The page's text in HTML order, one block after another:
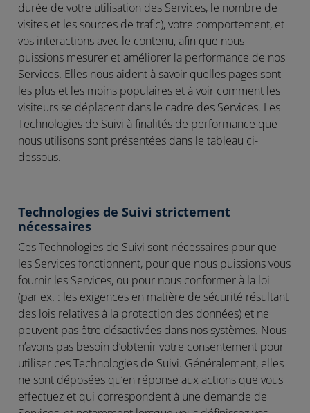
durée de votre utilisation des Services, le nombre de
visites et les sources de trafic), votre comportement, et
vos interactions avec le contenu, afin que nous
puissions mesurer et améliorer la performance de nos
Services. Elles nous aident à savoir quelles pages sont
les plus et les moins populaires et à voir comment les
visiteurs se déplacent dans le cadre des Services. Les
Technologies de Suivi à finalités de performance que
nous utilisons sont présentées dans le tableau ci-
dessous.
Technologies de Suivi strictement
nécessaires
Ces Technologies de Suivi sont nécessaires pour que
les Services fonctionnent, pour que nous puissions vous
fournir les Services, ou pour nous conformer à la loi
(par ex. : les exigences en matière de sécurité résultant
des lois relatives à la protection des données) et ne
peuvent pas être désactivées dans nos systèmes. Nous
n’avons pas besoin d’obtenir votre consentement pour
utiliser ces Technologies de Suivi. Généralement, elles
ne sont déposées qu’en réponse aux actions que vous
effectuez et qui correspondent à une demande de